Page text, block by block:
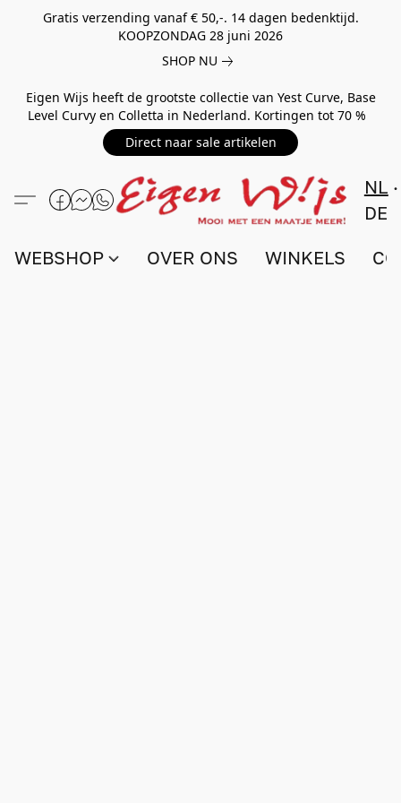
Gratis verzending vanaf € 50,-. 14 dagen bedenktijd.
KOOPZONDAG 28 juni 2026
SHOP NU
Eigen Wijs heeft de grootste collectie van Yest Curve, Base
Level Curvy en Colletta in Nederland. Kortingen tot 70 %
Direct naar sale artikelen
NL
DE
WEBSHOP OVER ONS WINKELS